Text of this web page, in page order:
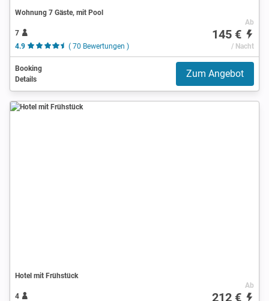
Wohnung 7 Gäste, mit Pool
7
4.9
( 70 Bewertungen )
Ab
145 €
/ Nacht
Booking
Details
Zum Angebot
Hotel mit Frühstück
4
Ab
212 €